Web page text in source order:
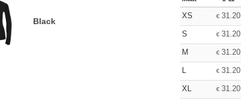
Black
XS €31.20
S €31.20
M €31.20
L €31.20
XL €31.20